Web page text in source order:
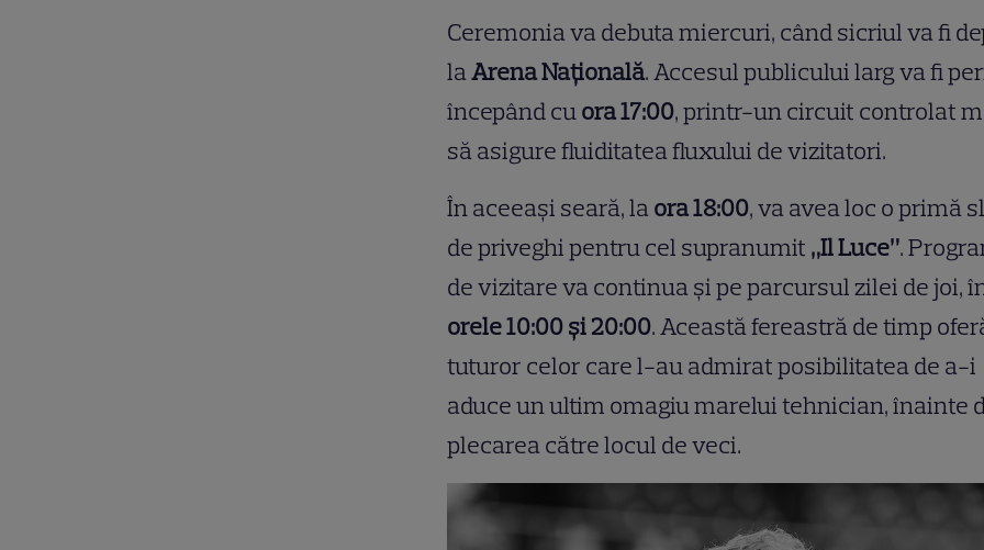
Ceremonia va debuta miercuri, când sicriul va fi
laArena Națională. Accesul publicului larg va fi
începând cuora 17:00, printr-un circuit controlat
să asigure fluiditatea fluxului de vizitatori.
În aceeași seară, laora 18:00, va avea loc o primă
de priveghi pentru cel supranumit „Il Luce”.
de vizitare va continua și pe parcursul zilei de joi,
orele 10:00 și 20:00. Această fereastră de timp
tuturor celor care l-au admirat posibilitatea de a-i
aduce un ultim omagiu marelui tehnician, înainte
plecarea către locul de veci.